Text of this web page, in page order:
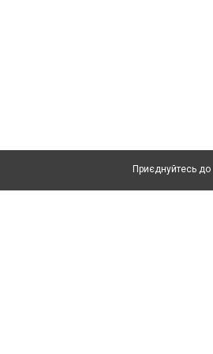
Приєднуйтесь до